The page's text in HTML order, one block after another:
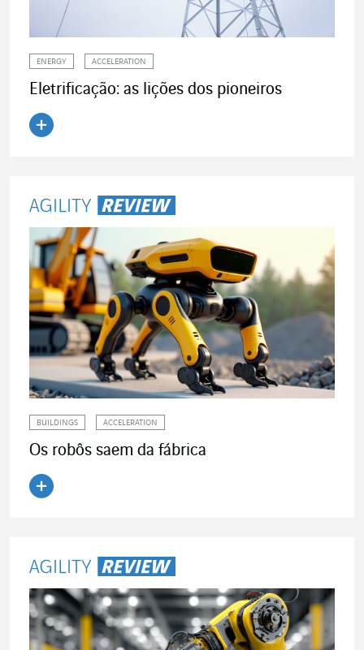
ENERGY ACCELERATION
Eletrificação: as lições dos pioneiros
BUILDINGS ACCELERATION
Os robôs saem da fábrica